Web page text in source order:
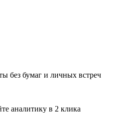
без бумаг и личных встреч
аналитику в 2 клика